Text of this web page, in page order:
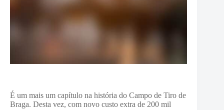
É um mais um capítulo na história do Campo de Tiro de
Braga. Desta vez, com novo custo extra de 200 mil